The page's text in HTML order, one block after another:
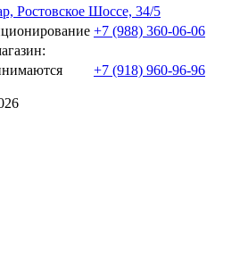
Ростовское Шоссе, 34/5
+7 (988) 360-06-06
+7 (918) 960-96-96